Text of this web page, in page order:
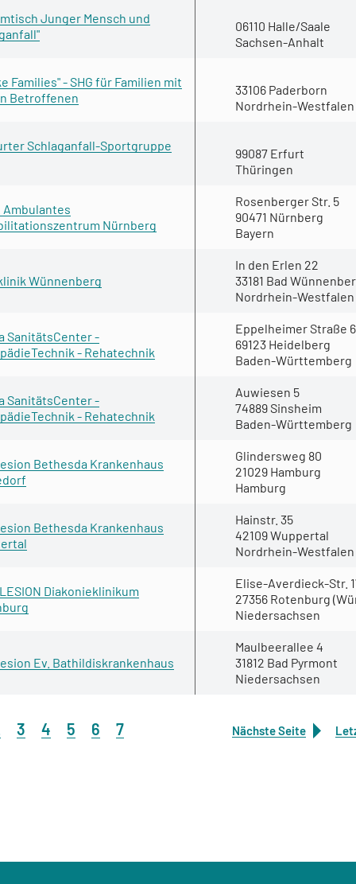
Junger Mensch und
06110 Halle/Saale
Sachsen-Anhalt
Families" - SHG für Familien mit
Betroffenen
33106 Paderborn
Nordrhein-Westfalen
Schlaganfall-Sportgruppe
99087 Erfurt
Thüringen
Ambulantes
Nürnberg
Rosenberger Str. 5
90471 Nürnberg
Bayern
Wünnenberg
In den Erlen 22
33181 Bad
Nordrhein-Westfalen
SanitätsCenter -
- Rehatechnik
Eppelheimer Straße
69123 Heidelberg
Baden-Württemberg
SanitätsCenter -
- Rehatechnik
Auwiesen 5
74889 Sinsheim
Baden-Württemberg
Bethesda Krankenhaus
Glindersweg 80
21029 Hamburg
Hamburg
Bethesda Krankenhaus
Hainstr. 35
42109 Wuppertal
Nordrhein-Westfalen
Diakonieklinikum
Elise-Averdieck-Str.
27356 Rotenburg
Niedersachsen
Ev. Bathildiskrankenhaus
Maulbeerallee 4
31812 Bad Pyrmont
Niedersachsen
3 4 5 6 7 Nächste Seite